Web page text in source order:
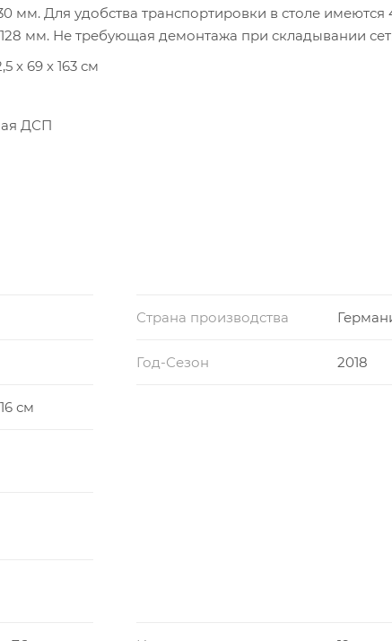
Для удобства транспортировки в столе имеются
мм. Не требующая демонтажа при складывании
х 69 х 163 см
ДСП
см
Страна производства
Год-Сезон 2018
см